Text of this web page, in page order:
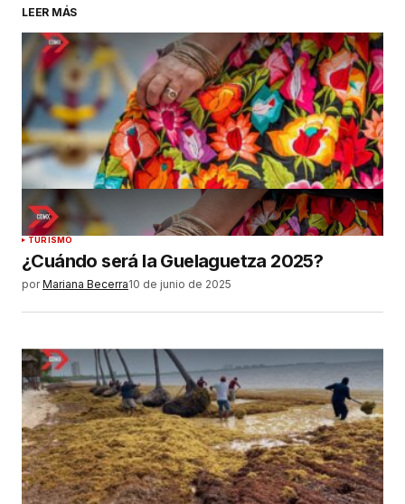
LEER MÁS
TURISMO
¿Cuándo será la Guelaguetza 2025?
por Mariana Becerra10 de junio de 2025